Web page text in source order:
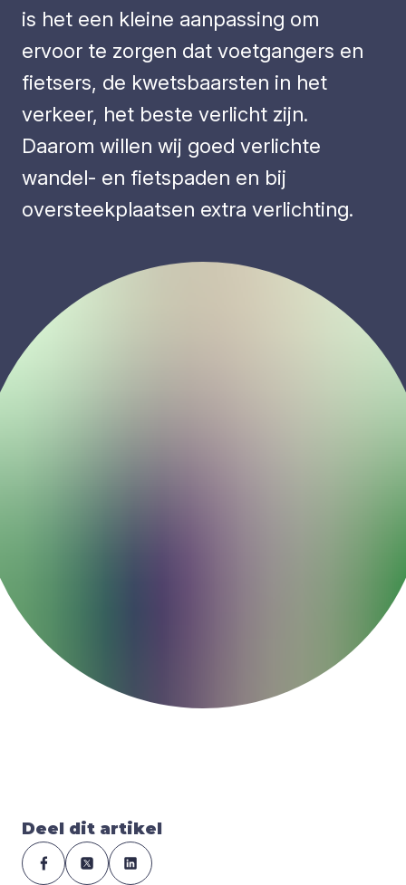
is het een kleine aanpassing om
ervoor te zorgen dat voetgangers en
fietsers, de kwetsbaarsten in het
verkeer, het beste verlicht zijn.
Daarom willen wij goed verlichte
wandel- en fietspaden en bij
oversteekplaatsen extra verlichting.
Deel dit artikel